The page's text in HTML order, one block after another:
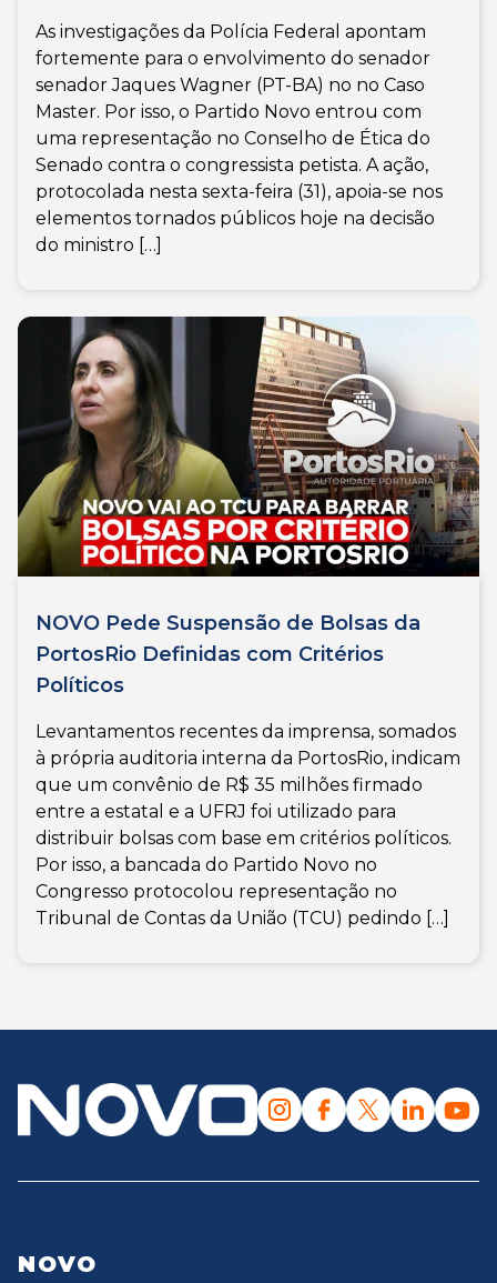
As investigações da Polícia Federal apontam
fortemente para o envolvimento do senador
senador Jaques Wagner (PT-BA) no no Caso
Master. Por isso, o Partido Novo entrou com
uma representação no Conselho de Ética do
Senado contra o congressista petista. A ação,
protocolada nesta sexta-feira (31), apoia-se nos
elementos tornados públicos hoje na decisão
do ministro […]
NOVO Pede Suspensão de Bolsas da
PortosRio Definidas com Critérios
Políticos
Levantamentos recentes da imprensa, somados
à própria auditoria interna da PortosRio, indicam
que um convênio de R$ 35 milhões firmado
entre a estatal e a UFRJ foi utilizado para
distribuir bolsas com base em critérios políticos.
Por isso, a bancada do Partido Novo no
Congresso protocolou representação no
Tribunal de Contas da União (TCU) pedindo […]
NOVO